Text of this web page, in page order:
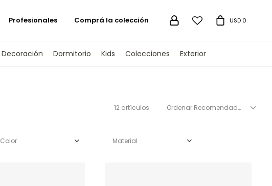
Decoración Dormitorio Kids Colecciones Exterior
 USD 0
Profesionales Comprá la colección
12 artículos Recomendados
Color Material